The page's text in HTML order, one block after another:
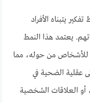
يتبناه الأفراد
يعتمد هذا النمط
للأشخاص من حوله، مما
عقلية الضحية في
العلاقات الشخصية